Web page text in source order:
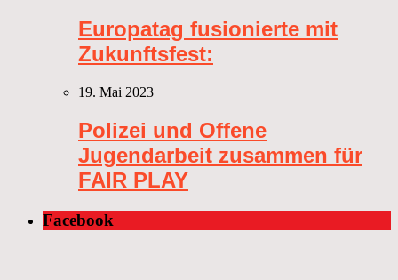
Europatag fusionierte mit
Zukunftsfest:
19. Mai 2023
Polizei und Offene
Jugendarbeit zusammen für
FAIR PLAY
Facebook